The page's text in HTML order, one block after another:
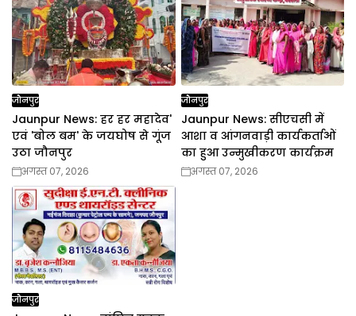
जौनपुर
Jaunpur News: हर हर महादेव'
एवं 'बोल बम' के जयघोष से गूंज
उठा जौनपुर
अगस्त 07, 2026
जौनपुर
Jaunpur News: सीएचसी में
आशा व आंगनवाड़ी कार्यकर्ताओं
का हुआ उन्मुखीकरण कार्यक्रम
अगस्त 07, 2026
जौनपुर